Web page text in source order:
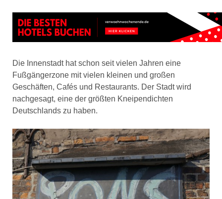
Die Innenstadt hat schon seit vielen Jahren eine
Fußgängerzone mit vielen kleinen und großen
Geschäften, Cafés und Restaurants. Der Stadt wird
nachgesagt, eine der größten Kneipendichten
Deutschlands zu haben.